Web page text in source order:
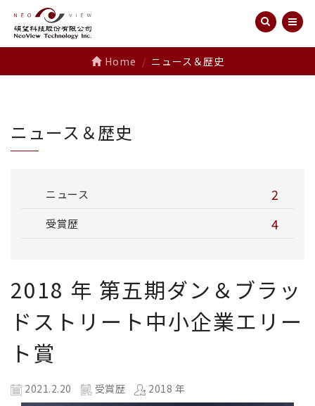
Home ニュース＆歴史
ニュース＆歴史
ニュース 2
受賞歴 4
2018 年 第五期ダン＆ブラッ
ドストリート中小企業エリー
ト賞
2021.2.20 受賞歴 2018 年